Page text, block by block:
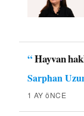
“Hayvan
Sarphan
1 AY öNCE